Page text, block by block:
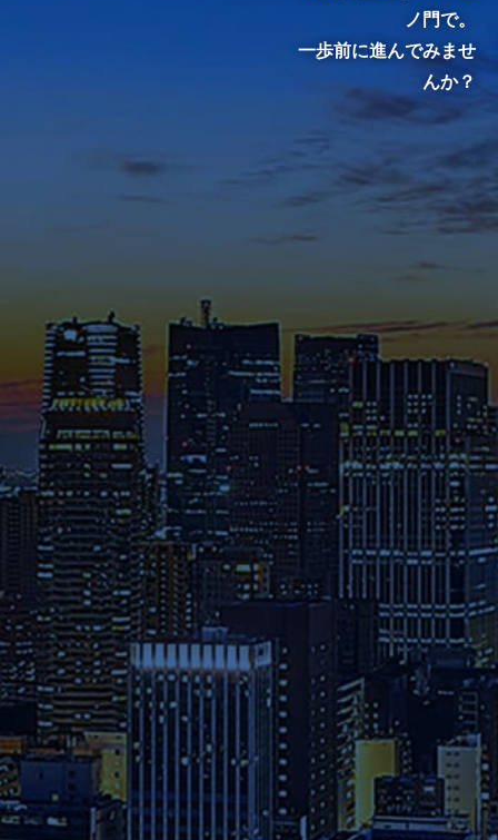
囲気やキャンパスの熱気を感じ
これまでに様々なメディアで紹
介された在学生や修了生の声、
さらには教員のメッセージ等を
ご覧ください。
募集要項
本学へのご出願を検討されてい
る方は、お早めに出願期間・試
験日程・提出書類・納入金など
の詳細をご確認ください。
資料請求
ノ門で。
一歩前に進んでみませ
んか？